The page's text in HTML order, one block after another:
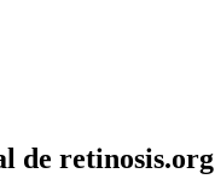
de retinosis.org